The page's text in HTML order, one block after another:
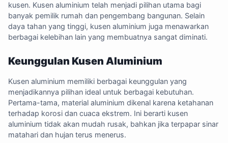
kusen. Kusen aluminium telah menjadi pilihan utama bagi
banyak pemilik rumah dan pengembang bangunan. Selain
daya tahan yang tinggi, kusen aluminium juga menawarkan
berbagai kelebihan lain yang membuatnya sangat diminati.
Keunggulan Kusen Aluminium
Kusen aluminium memiliki berbagai keunggulan yang
menjadikannya pilihan ideal untuk berbagai kebutuhan.
Pertama-tama, material aluminium dikenal karena ketahanan
terhadap korosi dan cuaca ekstrem. Ini berarti kusen
aluminium tidak akan mudah rusak, bahkan jika terpapar sinar
matahari dan hujan terus menerus.